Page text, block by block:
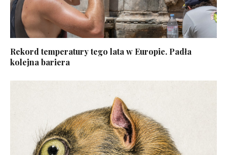
Rekord temperatury tego lata w Europie. Padła
kolejna bariera